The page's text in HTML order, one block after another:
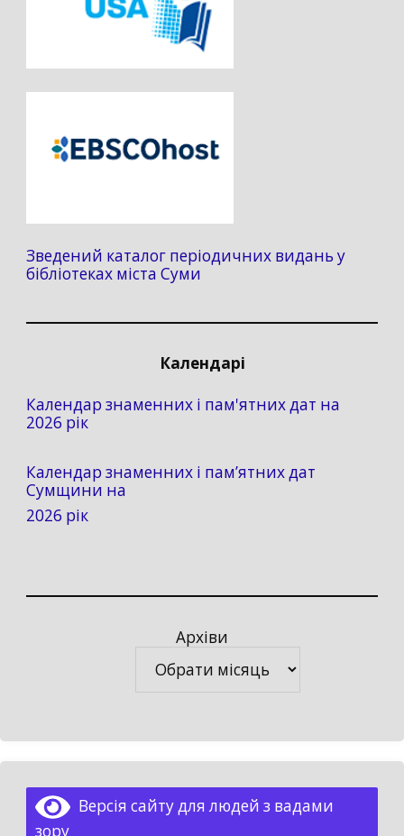
Зведений каталог періодичних видань у
бібліотеках міста Суми
Календарі
Календар знаменних і пам'ятних дат на
2026 рік
Календар знаменних і пам’ятних дат
Сумщини на
2026 рік
Архіви
Версія сайту для людей з вадами
зору